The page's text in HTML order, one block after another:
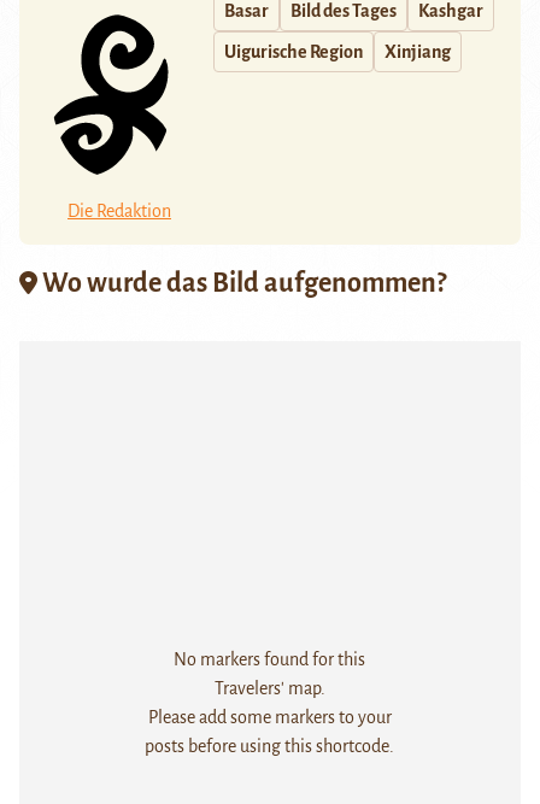
Die Redaktion
Basar Bild des Tages Kashgar
Uigurische Region Xinjiang
Wo wurde das Bild aufgenommen?
No markers found for this
Travelers' map.
Please add some markers to your
posts before using this shortcode.